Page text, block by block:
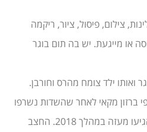
צילום, פיסול, ציור, ריקמה
או מייגעת. יש בה תום בוגר
ואותו ילד צומח מהרס וחורבן.
ברזון מקאי לאחר שהשדות נשרפו
כתוצאה מבלוני התבערה שהגיעו מעזה במהלך 2018. החצב